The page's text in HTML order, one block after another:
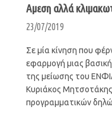
Αμεση αλλά
23/07/2019
Σε μία κίνηση που
εφαρμογή μιας
της μείωσης του
Κυριάκος
προγραμματικών